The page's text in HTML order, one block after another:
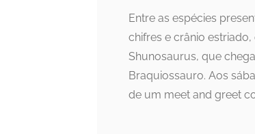
Entre as espécies
chifres e crânio
Shunosaurus, que
Braquiossauro. Aos
de um meet and greet